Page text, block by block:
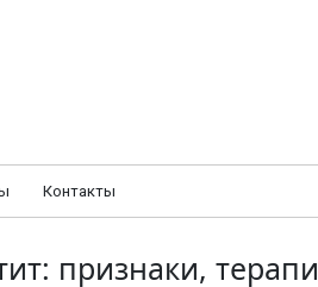
Контакты
признаки,